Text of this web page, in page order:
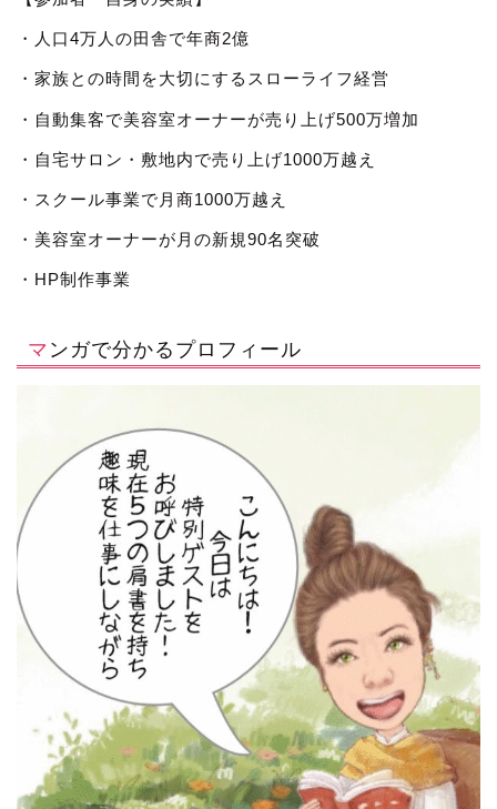
・人口4万人の田舎で年商2億
・家族との時間を大切にするスローライフ経営
・自動集客で美容室オーナーが売り上げ500万増加
・自宅サロン・敷地内で売り上げ1000万越え
・スクール事業で月商1000万越え
・美容室オーナーが月の新規90名突破
・HP制作事業
マンガで分かるプロフィール